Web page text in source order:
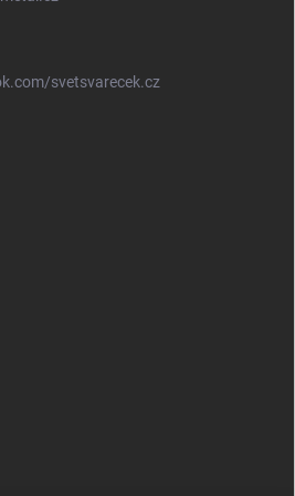
svetsvarecek.cz